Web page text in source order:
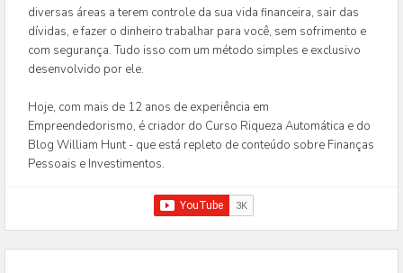
diversas áreas a terem controle da sua vida financeira, sair das
dívidas, e fazer o dinheiro trabalhar para você, sem sofrimento e
com segurança. Tudo isso com um método simples e exclusivo
desenvolvido por ele.
Hoje, com mais de 12 anos de experiência em
Empreendedorismo, é criador do Curso Riqueza Automática e do
Blog William Hunt - que está repleto de conteúdo sobre Finanças
Pessoais e Investimentos.